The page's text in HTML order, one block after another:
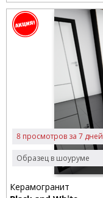
Образец в шоуруме
8 просмотров за 7 дней
Керамогранит